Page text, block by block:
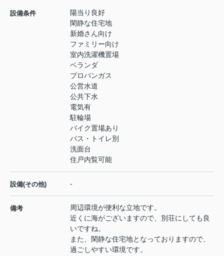
設備条件
陽当り良好
閑静な住宅地
新婚さん向け
ファミリー向け
室内洗濯機置場
ベランダ
プロパンガス
公営水道
公共下水
電気有
駐輪場
バイク置場あり
バス・トイレ別
洗面台
住戸内覧可能
設備(その他) -
備考
周辺環境が便利な立地です。
近くに海がございますので、別荘にしても良
いですね。
また、閑静な住宅地となっておりますので、
過ごしやすい環境です。